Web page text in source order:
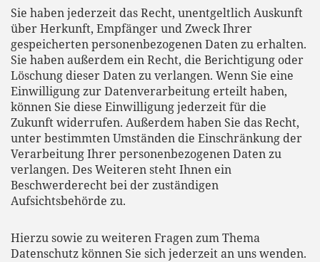
Sie haben jederzeit das Recht, unentgeltlich Auskunft
über Herkunft, Empfänger und Zweck Ihrer
gespeicherten personenbezogenen Daten zu erhalten.
Sie haben außerdem ein Recht, die Berichtigung oder
Löschung dieser Daten zu verlangen. Wenn Sie eine
Einwilligung zur Datenverarbeitung erteilt haben,
können Sie diese Einwilligung jederzeit für die
Zukunft widerrufen. Außerdem haben Sie das Recht,
unter bestimmten Umständen die Einschränkung der
Verarbeitung Ihrer personenbezogenen Daten zu
verlangen. Des Weiteren steht Ihnen ein
Beschwerderecht bei der zuständigen
Aufsichtsbehörde zu.
Hierzu sowie zu weiteren Fragen zum Thema
Datenschutz können Sie sich jederzeit an uns wenden.